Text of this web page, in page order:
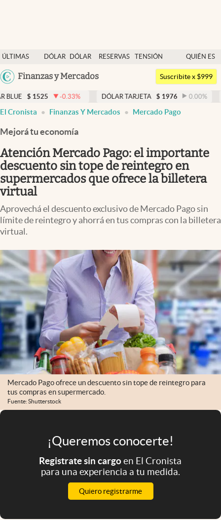
ÚLTIMAS
NOTICIAS
DÓLAR
DÓLAR
RESERVAS
TENSIÓN
GEOPOLÍTICA
QUIÉN ES
QUIÉN
Argentina
Uruguay
Finanzas y Mercados
Dólar
Members
Economía y Política
Finanzas y Mercados
Mercados Online
Negocios
Columnistas
Otras secciones
Apertura
Infotechnology
Clima
Mundial 2026
Eventos Corporativos
El Cronista Studio
Mediakit
abre en nueva pestaña
Argentina
Suscribite x $999
-0.33% DÓLAR TARJETA $ 1976 0.00 % DÓLAR
El Cronista Finanzas Y Mercados Mercado Pago
Mejorá tu economía
Atención Mercado Pago: el importante
descuento sin tope de reintegro en
supermercados que ofrece la billetera
virtual
Aprovechá el descuento exclusivo de Mercado Pago sin
límite de reintegro y ahorrá en tus compras con la billetera
virtual.
Mercado Pago ofrece un descuento sin tope de reintegro para
tus compras en supermercado.
Fuente: Shutterstock
¡Queremos conocerte!
Registrate sin cargoen El Cronista
para una experiencia a tu medida.
Quiero registrarme